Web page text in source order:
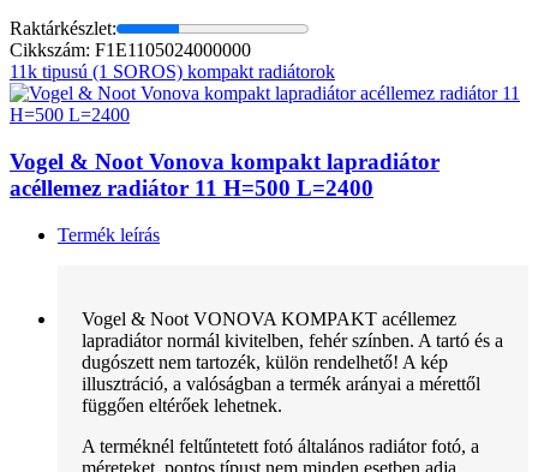
Raktárkészlet:
Cikkszám: F1E1105024000000
11k tipusú (1 SOROS) kompakt radiátorok
Vogel & Noot Vonova kompakt lapradiátor
acéllemez radiátor 11 H=500 L=2400
Termék leírás
Vogel & Noot VONOVA KOMPAKT acéllemez
lapradiátor normál kivitelben, fehér színben. A tartó és a
dugószett nem tartozék, külön rendelhető! A kép
illusztráció, a valóságban a termék arányai a mérettől
függően eltérőek lehetnek.
A terméknél feltűntetett fotó általános radiátor fotó, a
méreteket, pontos típust nem minden esetben adja